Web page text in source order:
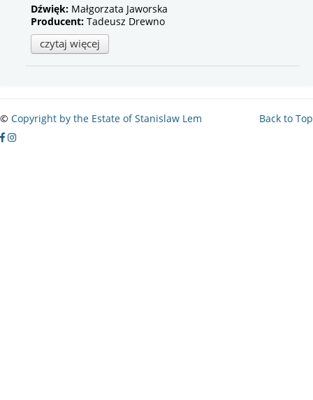
Dźwięk: Małgorzata Jaworska
Producent: Tadeusz Drewno
czytaj więcej
Back to Top
© Copyright by the Estate of Stanislaw Lem